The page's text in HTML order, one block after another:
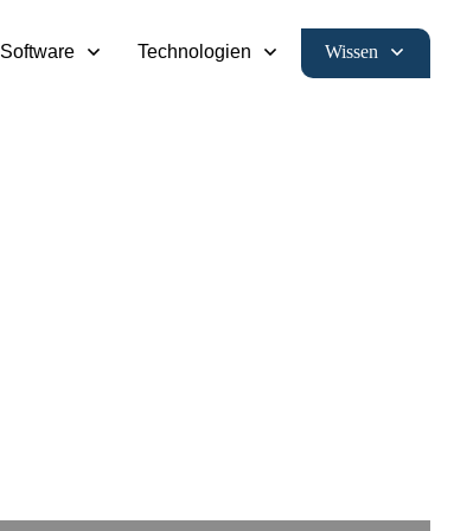
Software Technologien Wissen